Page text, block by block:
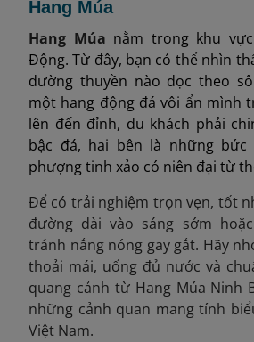
Hang Múa
Hang Múa nằm trong khu
Động. Từ đây, bạn có thể nhìn
đường thuyền nào dọc theo
một hang động đá vôi ẩn mình
lên đến đỉnh, du khách phải
bậc đá, hai bên là những bức
phượng tinh xảo có niên đại từ
Để có trải nghiệm trọn vẹn, tốt
đường dài vào sáng sớm
tránh nắng nóng gay gắt. Hãy
thoải mái, uống đủ nước và
quang cảnh từ Hang Múa Ninh
những cảnh quan mang tính
Việt Nam.